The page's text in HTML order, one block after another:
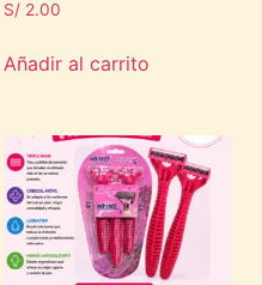
S/2.00
Añadir al carrito